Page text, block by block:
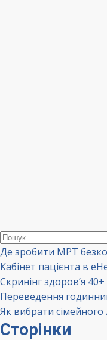
Пошук:
Де зробити МРТ
Кабінет пацієнта в
Скринінг здоров’я
Переведення
Як вибрати сімейного
Сторінки